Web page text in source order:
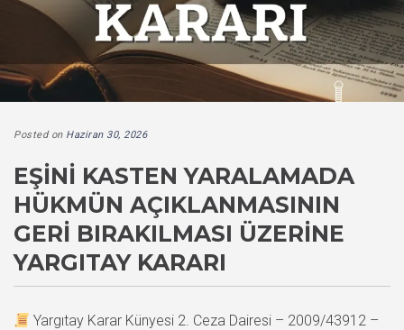
Posted on Haziran 30, 2026
EŞINI KASTEN YARALAMADA
HÜKMÜN AÇIKLANMASININ
GERI BIRAKILMASI ÜZERINE
YARGITAY KARARI
Yargıtay Karar Künyesi 2. Ceza Dairesi – 2009/43912 –